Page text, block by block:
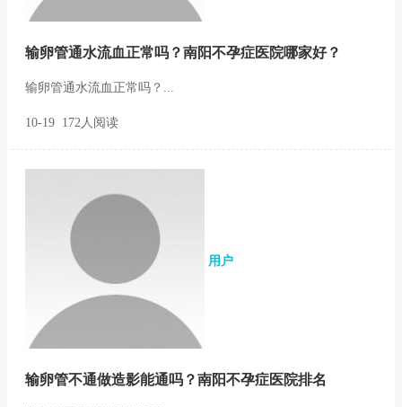
输卵管通水流血正常吗？南阳不孕症医院哪家好？
输卵管通水流血正常吗？...
10-19 172人阅读
用户
输卵管不通做造影能通吗？南阳不孕症医院排名